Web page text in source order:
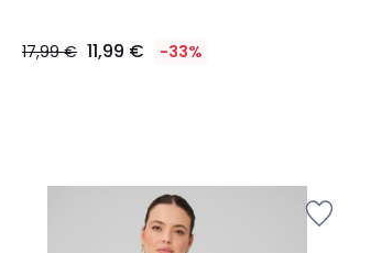
17,99 € 11,99 € -33%